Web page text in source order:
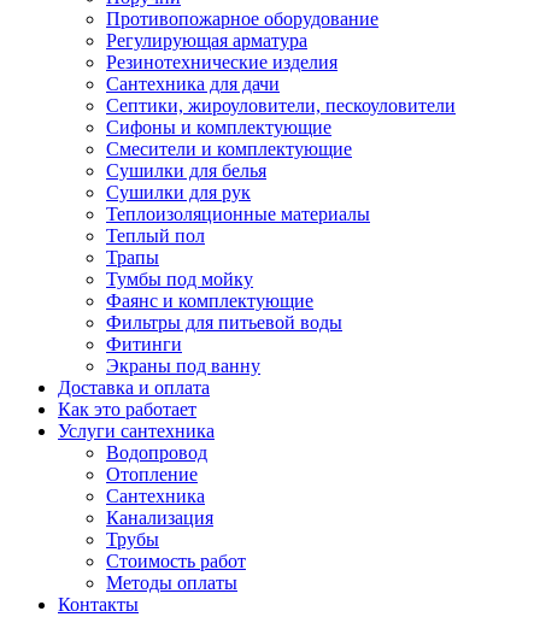
Противопожарное оборудование
Регулирующая арматура
Резинотехнические изделия
Сантехника для дачи
Септики, жироуловители, пескоуловители
Сифоны и комплектующие
Смесители и комплектующие
Сушилки для белья
Сушилки для рук
Теплоизоляционные материалы
Теплый пол
Трапы
Тумбы под мойку
Фаянс и комплектующие
Фильтры для питьевой воды
Фитинги
Экраны под ванну
Доставка и оплата
Как это работает
Услуги сантехника
Водопровод
Отопление
Сантехника
Канализация
Трубы
Стоимость работ
Методы оплаты
Контакты